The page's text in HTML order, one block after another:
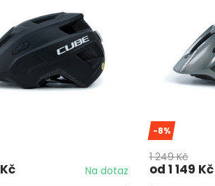
Na dotaz
-8%
1 249 Kč
od 1 149 Kč